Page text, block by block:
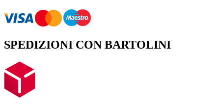
SPEDIZIONI CON BARTOLINI